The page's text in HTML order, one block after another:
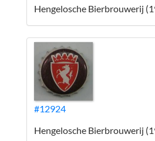
Hengelosche Bierbrouwerij
#12924
Hengelosche Bierbrouwerij